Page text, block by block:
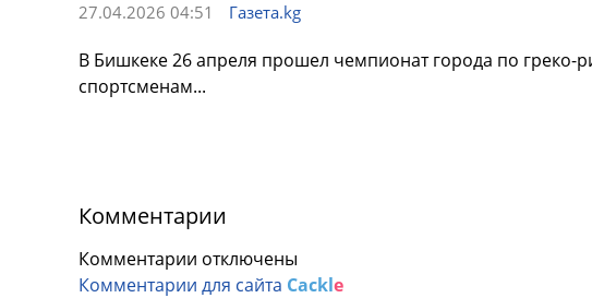
27.04.2026 04:51 Газета.kg
В Бишкеке 26 апреля прошел чемпионат города по
спортсменам...
Комментарии
Комментарии отключены
Комментарии для сайта Cackle